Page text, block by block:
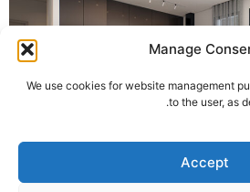
Manage
We use cookies for website management
to the user, as
Accept